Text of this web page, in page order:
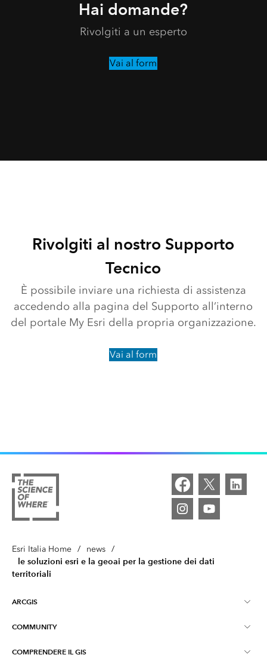
Hai domande?
Rivolgiti a un esperto
Vai al form
Rivolgiti al nostro Supporto
Tecnico
È possibile inviare una richiesta di assistenza
accedendo alla pagina del Supporto all’interno
del portale My Esri della propria organizzazione.
Vai al form
Esri Italia Home / news /
le soluzioni esri e la geoai per la gestione dei dati
territoriali
ARCGIS
Informazioni su ArcGIS
COMMUNITY
Esri Community (GeoNet)
COMPRENDERE IL GIS